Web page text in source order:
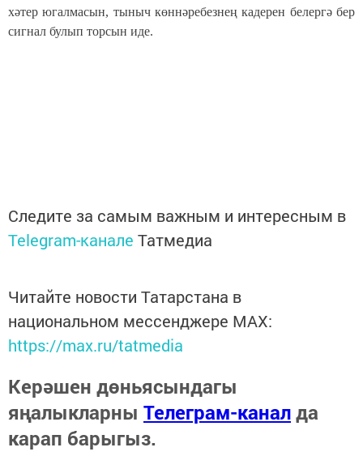
хәтер югалмасын, тыныч көннәребезнең кадерен белергә бер
сигнал булып торсын иде.
Следите за самым важным и интересным в
Telegram-канале Татмедиа
Читайте новости Татарстана в
национальном мессенджере MАХ:
https://max.ru/tatmedia
Керәшен дөньясындагы
яңалыкларны Телеграм-каналда
карап барыгыз.